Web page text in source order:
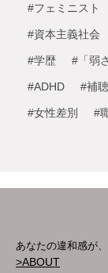
#フェミニスト
#資本主義社会
#学歴 #「弱
#ADHD #補
#女性差別 #
あなたの違和感が
>ABOUT